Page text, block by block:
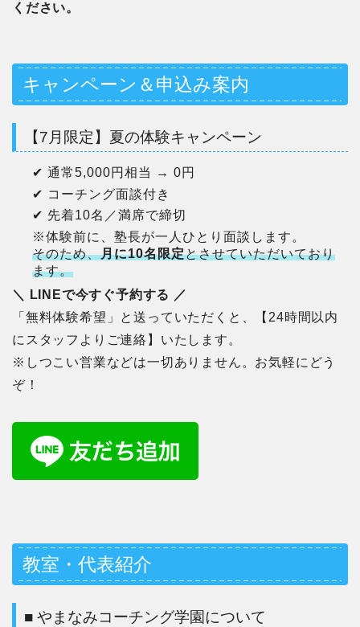
ください。
キャンペーン＆申込み案内
【7月限定】夏の体験キャンペーン
✔︎ 通常5,000円相当 → 0円
✔︎ コーチング面談付き
✔︎ 先着10名／満席で締切
※体験前に、塾長が一人ひとり面談します。
そのため、月に10名限定とさせていただいており
ます。
＼ LINEで今すぐ予約する ／
「無料体験希望」と送っていただくと、【24時間以内
にスタッフよりご連絡】いたします。
※しつこい営業などは一切ありません。お気軽にどう
ぞ！
教室・代表紹介
■ やまなみコーチング学園について